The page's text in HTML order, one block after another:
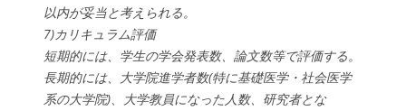
以内が妥当と考えられる。
7)カリキュラム評価
短期的には、学生の学会発表数、論文数等で評価する。
長期的には、大学院進学者数(特に基礎医学・社会医学
系の大学院)、大学教員になった人数、研究者とな